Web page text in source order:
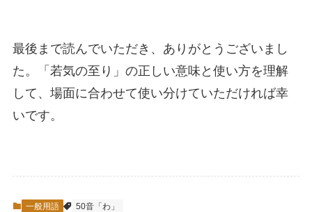
最後まで読んでいただき、ありがとうございまし
た。「若気の至り」の正しい意味と使い方を理解
して、場面に合わせて使い分けていただければ幸
いです。
一般用語 50音「わ」